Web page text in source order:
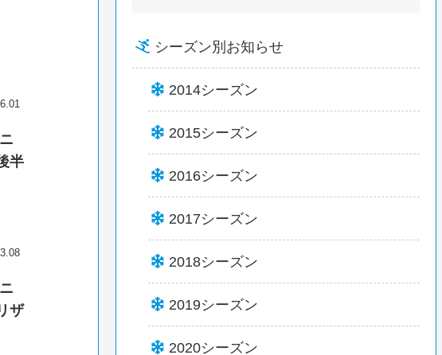
半
ザ
シーズン別お知らせ
2014シーズン
2015シーズン
2016シーズン
2017シーズン
2018シーズン
2019シーズン
2020シーズン